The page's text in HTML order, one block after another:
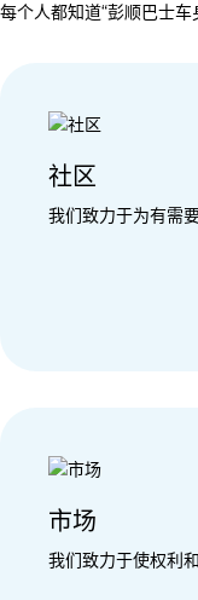
每个人都知道“彭顺巴士
社区
我们致力于为有需
市场
我们致力于使权利